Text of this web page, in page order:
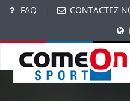
FAQ CONTACTEZ